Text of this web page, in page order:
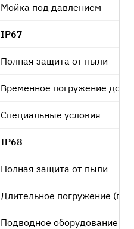
Мойка под давлением
IP67
Полная защита от пыли
Временное погружение до 1
Специальные условия
IP68
Полная защита от пыли
Длительное погружение (по
Подводное оборудование